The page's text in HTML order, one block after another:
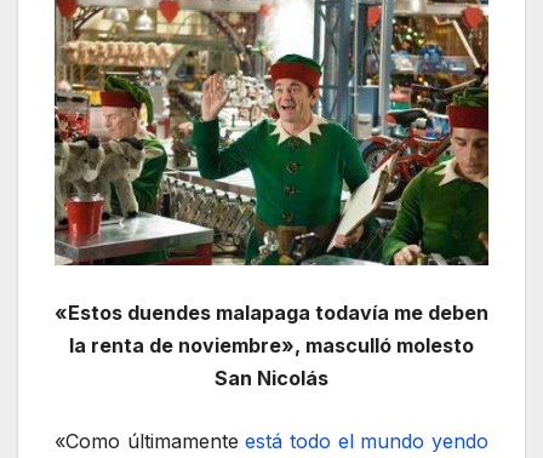
«Estos duendes malapaga todavía me deben
la renta de noviembre», masculló molesto
San Nicolás
«Como últimamenteestá todo el mundo yendo